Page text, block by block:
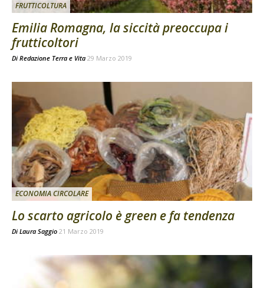
FRUTTICOLTURA
Emilia Romagna, la siccità preoccupa i
frutticoltori
Di Redazione Terra e Vita 29 Marzo 2019
ECONOMIA CIRCOLARE
Lo scarto agricolo è green e fa tendenza
Di Laura Saggio 21 Marzo 2019